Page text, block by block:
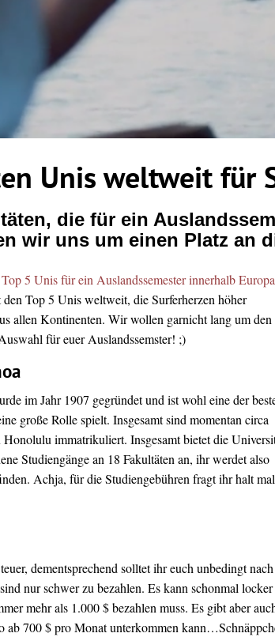
Unis weltweit für
die für ein
wir uns um einen Platz an
Top 5 Unis für ein Auslandssemester innerhalb
Top 5 Unis weltweit, die Surferherzen höher
allen Kontinenten. Wir wollen garnicht lang um den
für euer Auslandssemster! ;)
im Jahr 1907 gegründet und ist wohl eine der
große Rolle spielt. Insgesamt sind momentan circa
immatrikuliert. Insgesamt bietet die
Studiengänge an 18 Fakultäten an, ihr werdet also
Achja, für die Studiengebühren fragt ihr halt mal
dementsprechend solltet ihr euch unbedingt nach
nur schwer zu bezahlen. Es kann schonmal locker
mehr als 1.000 $ bezahlen muss. Es gibt aber
ab 700 $ pro Monat unterkommen